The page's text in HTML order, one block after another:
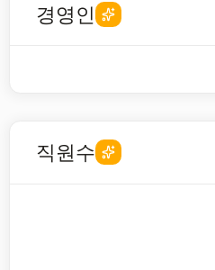
경영인
직원수